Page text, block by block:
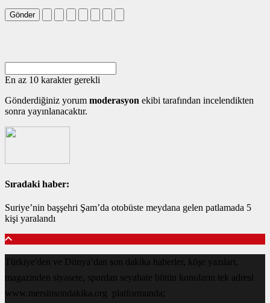
Gönder
En az 10 karakter gerekli
Gönderdiğiniz yorum moderasyon ekibi tarafından incelendikten
sonra yayınlanacaktır.
Sıradaki haber:
Suriye’nin başşehri Şam’da otobüste meydana gelen patlamada 5
kişi yaralandı
Türkiye'den ve Dünya’dan son dakika haberler, köşe yazıları,
magazinden siyasete, spordan seyahate bütün konuların tek adresi
www.mersinsondakika.org platformunda;